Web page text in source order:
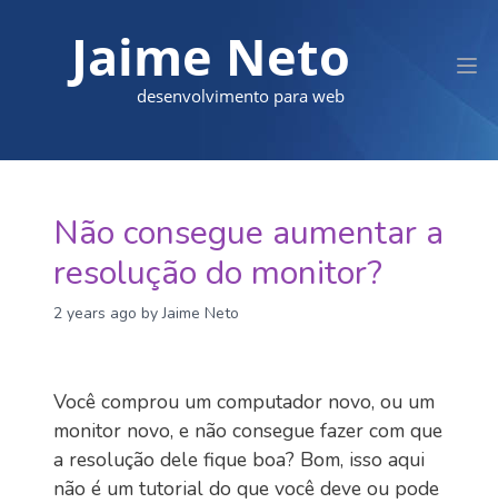
Jaime Neto
desenvolvimento para web
Não consegue aumentar a
resolução do monitor?
2 years ago by Jaime Neto
Você comprou um computador novo, ou um
monitor novo, e não consegue fazer com que
a resolução dele fique boa? Bom, isso aqui
não é um tutorial do que você deve ou pode